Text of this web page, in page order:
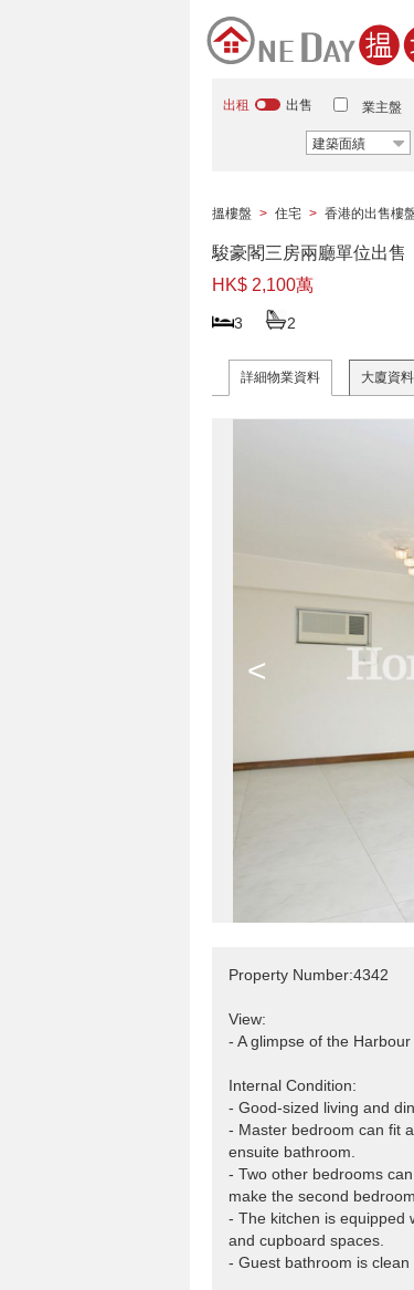
出租 出售 業主盤
建築面績
搵樓盤 > 住宅 > 香港的出售樓
駿豪閣三房兩廳單位出售
HK$ 2,100萬
3 2
詳細物業資料 大廈資料
<
Property Number:4342
View:
- A glimpse of the
Internal Condition:
- Good-sized living and
- Master bedroom can fit
ensuite bathroom.
- Two other bedrooms
make the second
- The kitchen is equipped
and cupboard spaces.
- Guest bathroom is clean